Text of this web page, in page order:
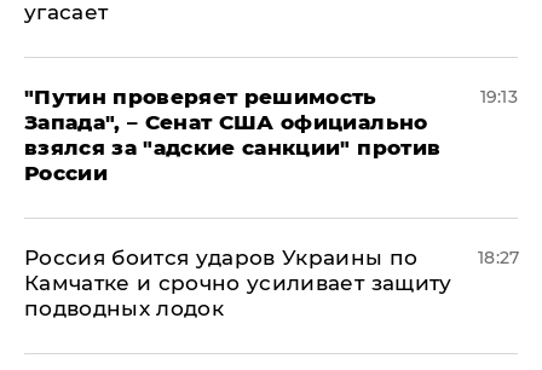
угасает
"Путин проверяет решимость
Запада", – Сенат США официально
взялся за "адские санкции" против
России
19:13
Россия боится ударов Украины по
Камчатке и срочно усиливает защиту
подводных лодок
18:27